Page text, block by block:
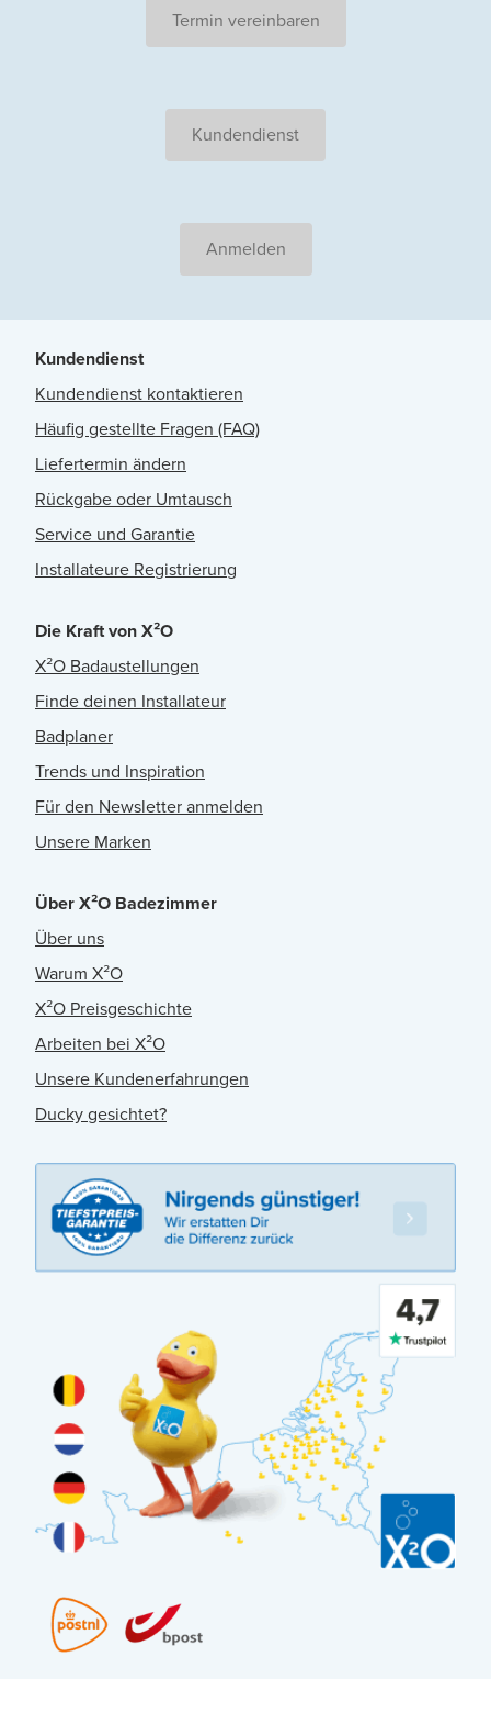
Termin vereinbaren
Kundendienst
Anmelden
Kundendienst
Kundendienst kontaktieren
Häufig gestellte Fragen (FAQ)
Liefertermin ändern
Rückgabe oder Umtausch
Service und Garantie
Installateure Registrierung
Die Kraft von X²O
X²O Badaustellungen
Finde deinen Installateur
Badplaner
Trends und Inspiration
Für den Newsletter anmelden
Unsere Marken
Über X²O Badezimmer
Über uns
Warum X²O
X²O Preisgeschichte
Arbeiten bei X²O
Unsere Kundenerfahrungen
Ducky gesichtet?